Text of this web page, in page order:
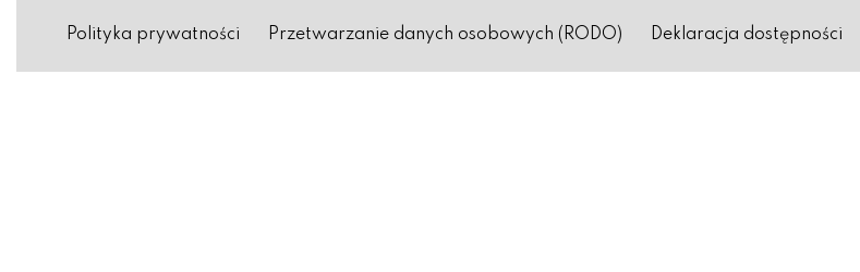
Polityka prywatności Przetwarzanie danych osobowych (RODO) Deklaracja dostępności